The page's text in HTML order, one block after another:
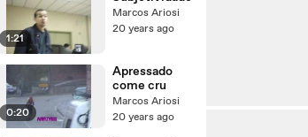
1:21
Marcos Ariosi
20 years ago
0:20
Apressado
come cru
Marcos Ariosi
20 years ago